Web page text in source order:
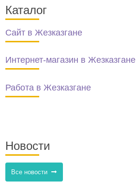
Каталог
Сайт в Жезказгане
Интернет-магазин в Жезказгане
Работа в Жезказгане
Новости
Все новости